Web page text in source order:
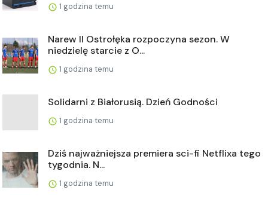
1 godzina temu
Narew II Ostrołęka rozpoczyna sezon. W
niedzielę starcie z O...
1 godzina temu
Solidarni z Białorusią. Dzień Godności
1 godzina temu
Dziś najważniejsza premiera sci-fi Netflixa tego
tygodnia. N...
1 godzina temu